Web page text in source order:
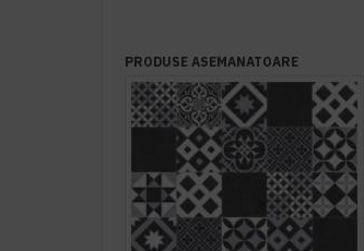
PRODUSE ASEMANATOARE